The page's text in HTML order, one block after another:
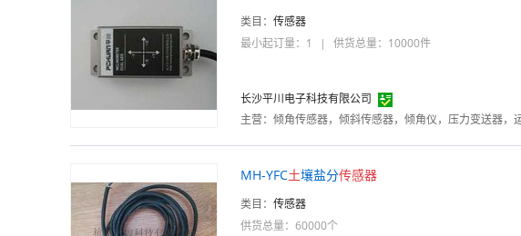
类目： 传感器
最小起订量：1
| 供货总量：10000件
长沙平川电子科技有限公司
主营： 倾角传感器，倾斜传感器，倾角仪，压力变送器，
MH-YFC土壤盐分传感器
类目： 传感器
供货总量：60000个